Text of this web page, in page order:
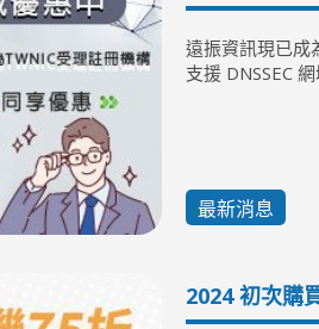
遠振資訊現已成
支援 DNSSEC
最新消息
2024 初次購